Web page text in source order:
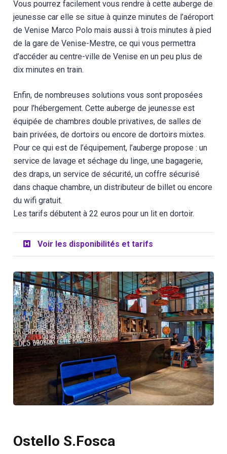
Vous pourrez facilement vous rendre à cette auberge de
jeunesse car elle se situe à quinze minutes de l’aéroport
de Venise Marco Polo mais aussi à trois minutes à pied
de la gare de Venise-Mestre, ce qui vous permettra
d’accéder au centre-ville de Venise en un peu plus de
dix minutes en train.
Enfin, de nombreuses solutions vous sont proposées
pour l’hébergement. Cette auberge de jeunesse est
équipée de chambres double privatives, de salles de
bain privées, de dortoirs ou encore de dortoirs mixtes.
Pour ce qui est de l’équipement, l’auberge propose : un
service de lavage et séchage du linge, une bagagerie,
des draps, un service de sécurité, un coffre sécurisé
dans chaque chambre, un distributeur de billet ou encore
du wifi gratuit.
Les tarifs débutent à 22 euros pour un lit en dortoir.
Voir les disponibilités et tarifs
Ostello S.Fosca